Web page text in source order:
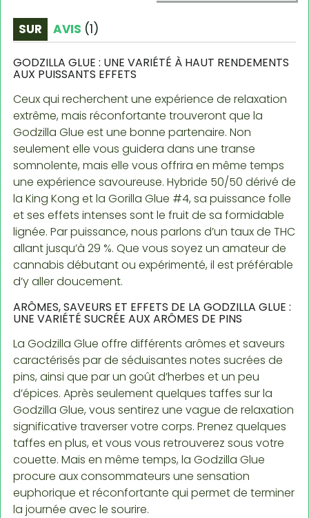
SUR AVIS (1)
GODZILLA GLUE : UNE VARIÉTÉ À HAUT RENDEMENTS
AUX PUISSANTS EFFETS
Ceux qui recherchent une expérience de relaxation
extrême, mais réconfortante trouveront que la
Godzilla Glue est une bonne partenaire. Non
seulement elle vous guidera dans une transe
somnolente, mais elle vous offrira en même temps
une expérience savoureuse. Hybride 50/50 dérivé de
la King Kong et la Gorilla Glue #4, sa puissance folle
et ses effets intenses sont le fruit de sa formidable
lignée. Par puissance, nous parlons d’un taux de THC
allant jusqu’à 29 %. Que vous soyez un amateur de
cannabis débutant ou expérimenté, il est préférable
d’y aller doucement.
ARÔMES, SAVEURS ET EFFETS DE LA GODZILLA GLUE :
UNE VARIÉTÉ SUCRÉE AUX ARÔMES DE PINS
La Godzilla Glue offre différents arômes et saveurs
caractérisés par de séduisantes notes sucrées de
pins, ainsi que par un goût d’herbes et un peu
d’épices. Après seulement quelques taffes sur la
Godzilla Glue, vous sentirez une vague de relaxation
significative traverser votre corps. Prenez quelques
taffes en plus, et vous vous retrouverez sous votre
couette. Mais en même temps, la Godzilla Glue
procure aux consommateurs une sensation
euphorique et réconfortante qui permet de terminer
la journée avec le sourire.